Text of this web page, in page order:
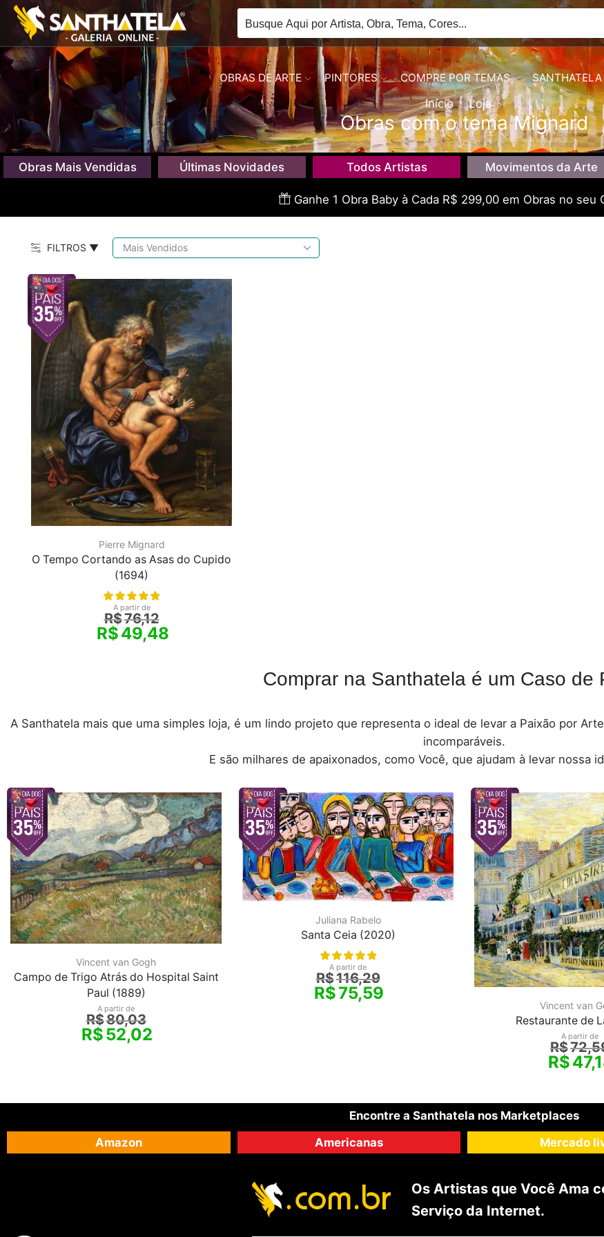
OBRAS DE ARTE PINTORES COMPRE POR TEMAS SANTHATELA
Início Loja
Obras com o tema Mignard
Obras Mais Vendidas Últimas Novidades Todos Artistas Movimentos da Arte
Ganhe 1 Obra Baby à Cada R$ 299,00 em Obras no seu
FILTROS ▼
Pierre Mignard
O Tempo Cortando as Asas do Cupido
(1694)
A partir de
R$76,12
R$49,48
Comprar na Santhatela é um Caso de
A Santhatela mais que uma simples loja, é um lindo projeto que representa o ideal de levar a Paixão por
incomparáveis.
E são milhares de apaixonados, como Você, que ajudam à levar nossa
Vincent van Gogh
Campo de Trigo Atrás do Hospital Saint
Paul (1889)
A partir de
R$80,03
R$52,02
Juliana Rabelo
Santa Ceia (2020)
A partir de
R$116,29
R$75,59
Vincent van
Restaurante de
A partir de
R$
R$
Encontre a Santhatela nos Marketplaces
Amazon
Americanas Mercado
Os Artistas que Você Ama
Serviço da Internet.